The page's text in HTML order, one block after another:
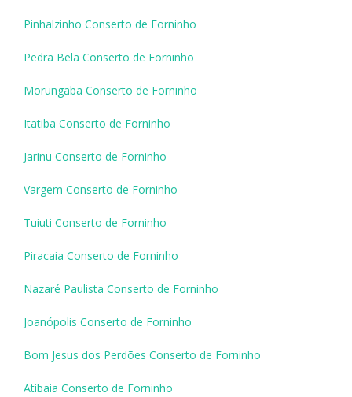
Pinhalzinho Conserto de Forninho
Pedra Bela Conserto de Forninho
Morungaba Conserto de Forninho
Itatiba Conserto de Forninho
Jarinu Conserto de Forninho
Vargem Conserto de Forninho
Tuiuti Conserto de Forninho
Piracaia Conserto de Forninho
Nazaré Paulista Conserto de Forninho
Joanópolis Conserto de Forninho
Bom Jesus dos Perdões Conserto de Forninho
Atibaia Conserto de Forninho